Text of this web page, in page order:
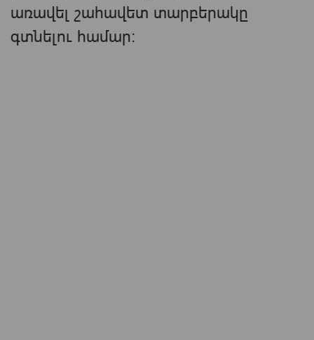
առավել շահավետ տարբերակը
գտնելու համար։